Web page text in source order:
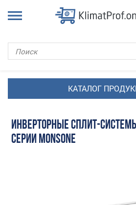
ИНВЕРТОРНЫЕ СПЛИТ-СИСТЕМЫ
СЕРИИ MONSONE